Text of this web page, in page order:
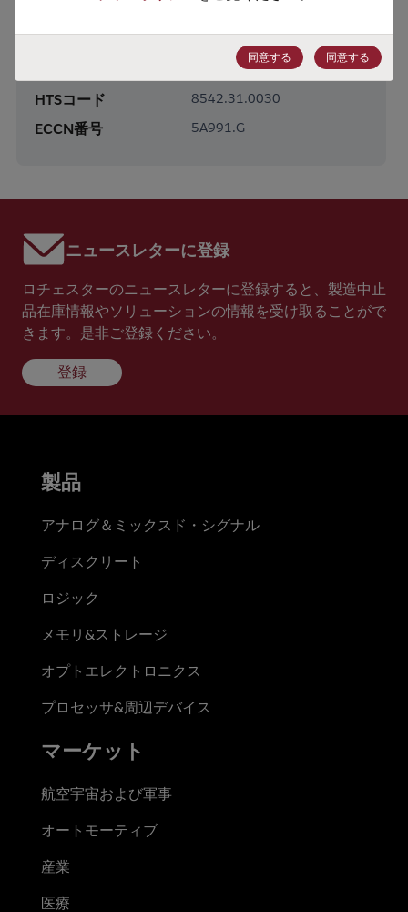
USB Devices
HTSコード 8542.31.0030
ECCN番号 5A991.G
ニュースレターに登録
ロチェスターのニュースレターに登録すると、製造中止
品在庫情報やソリューションの情報を受け取ることがで
きます。是非ご登録ください。
登録
同意する 同意する
製品
アナログ＆ミックスド・シグナル
ディスクリート
ロジック
メモリ&ストレージ
オプトエレクトロニクス
プロセッサ&周辺デバイス
マーケット
航空宇宙および軍事
オートモーティブ
産業
医療